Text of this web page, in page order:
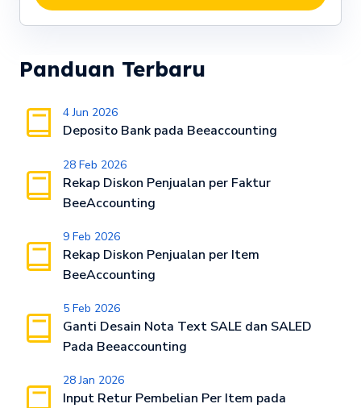
Panduan Terbaru
4 Jun 2026
Deposito Bank pada Beeaccounting
28 Feb 2026
Rekap Diskon Penjualan per Faktur
BeeAccounting
9 Feb 2026
Rekap Diskon Penjualan per Item
BeeAccounting
5 Feb 2026
Ganti Desain Nota Text SALE dan SALED
Pada Beeaccounting
28 Jan 2026
Input Retur Pembelian Per Item pada